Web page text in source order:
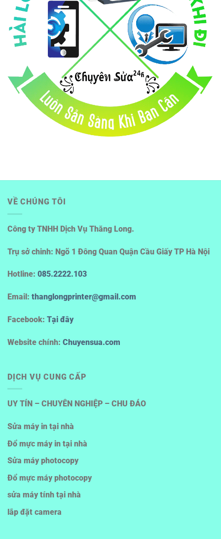
VỀ CHÚNG TÔI
Công ty TNHH Dịch Vụ Thăng Long.
Trụ sở chinh: Ngõ 1 Đông Quan Quận Cầu Giấy TP Hà Nội
Hotline: 085.2222.103
Email: thanglongprinter@gmail.com
Facebook: Tại đây
Website chính: Chuyensua.com
DỊCH VỤ CUNG CẤP
UY TÍN – CHUYÊN NGHIỆP – CHU ĐÁO
Sửa máy in tại nhà
Đổ mực máy in tại nhà
Sửa máy photocopy
Đổ mực máy photocopy
sửa máy tính tại nhà
lắp đặt camera